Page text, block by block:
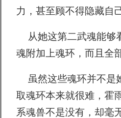
力，甚至顾不得隐藏自
从她这第二武魂能够
魂附加上魂环，而且全
虽然这些魂环并不是
取魂环本来就很难，霍
系魂兽不是没有，却毫